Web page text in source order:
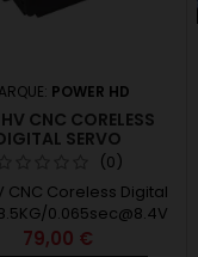
POWER HD
CNC CORELESS
SERVO
0.065SEC@8.4V
(0)
CNC Coreless Digital
0.065sec@8.4V
79,00 €